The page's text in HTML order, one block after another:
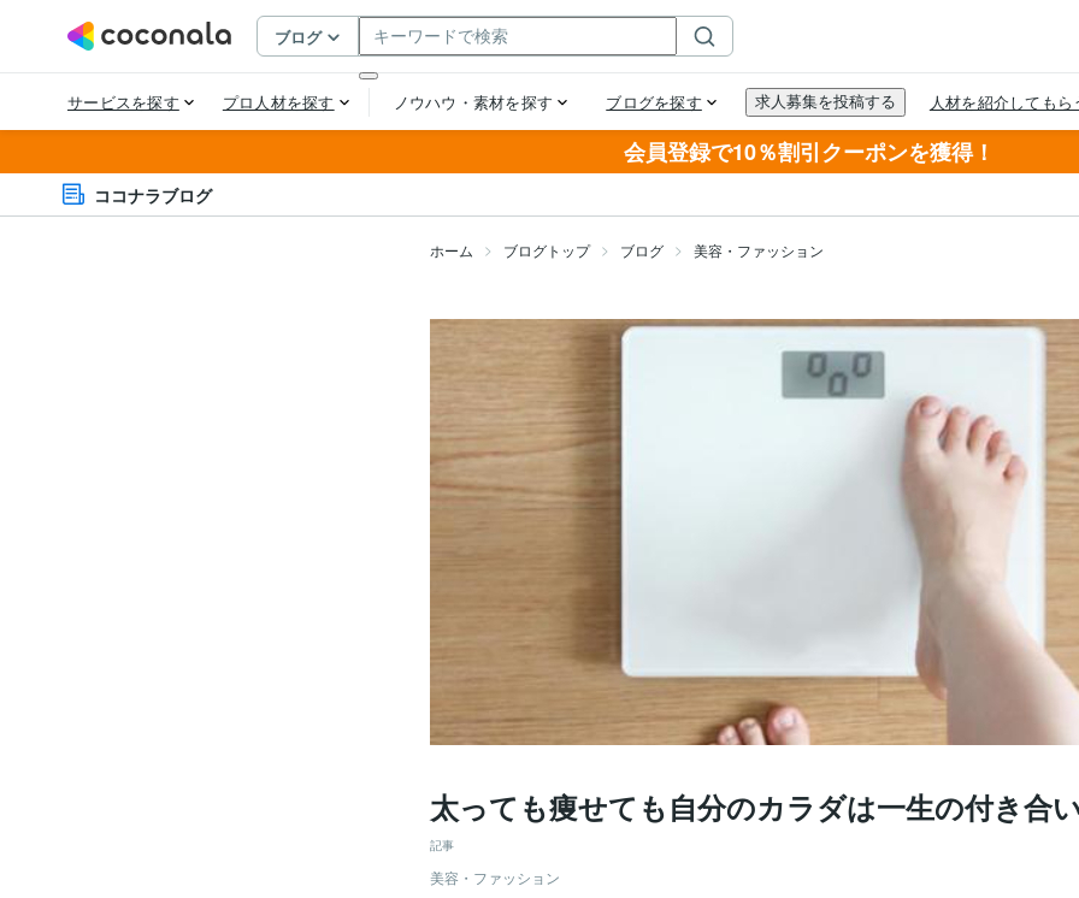
会員登録で10％割引クーポンを獲得！
ココナラブログ
ホーム ブログトップ ブログ 美容・ファッション
太っても痩せても自分のカラダは一生の付き合
記事
美容・ファッション